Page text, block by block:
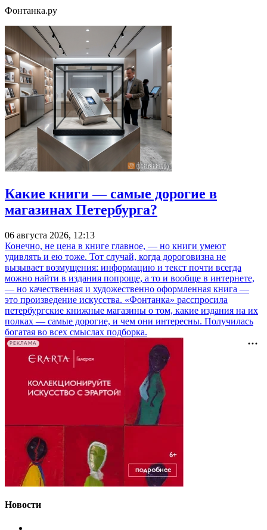
Фонтанка.ру
Какие книги — самые дорогие в
магазинах Петербурга?
06 августа 2026, 12:13
Конечно, не цена в книге главное, — но книги умеют
удивлять и ею тоже. Тот случай, когда дороговизна не
вызывает возмущения: информацию и текст почти всегда
можно найти в издания попроще, а то и вообще в интернете,
— но качественная и художественно оформленная книга —
это произведение искусства. «Фонтанка» расспросила
петербургские книжные магазины о том, какие издания на их
полках — самые дорогие, и чем они интересны. Получилась
богатая во всех смыслах подборка.
РЕКЛАМА
Новости